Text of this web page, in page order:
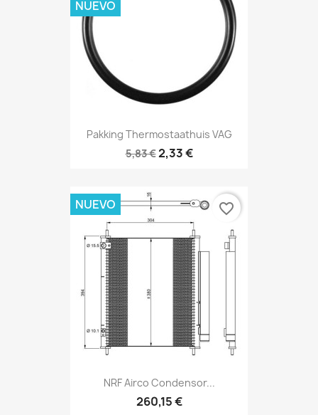
Pakking Thermostaathuis VAG
5,83 €2,33 €
NUEVO
NRF Airco Condensor...
260,15 €
NUEVO favorite_border